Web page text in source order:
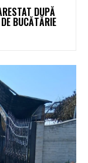
DUPĂ
BUCĂTĂRIE